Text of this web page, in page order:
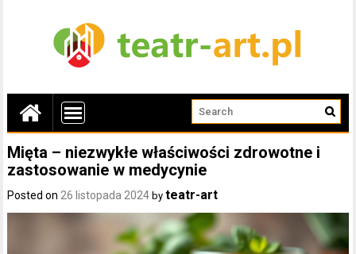
Mięta – niezwykłe właściwości zdrowotne i
zastosowanie w medycynie
Posted on 26 listopada 2024 byteatr-art